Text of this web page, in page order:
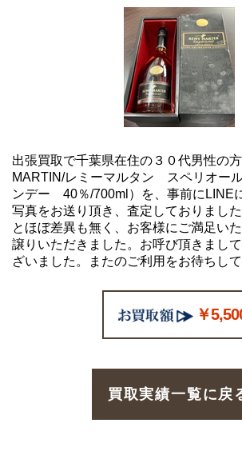
出張買取で千葉県在住の３０代男性の
MARTIN/レミーマルタン スペリオー
ンデー 40％/700ml）を、事前にLINE
写真をお送り頂き、査定しておりまし
とほぼ差異も無く、お客様にご満足い
譲りいただきました。お呼び頂きまし
ざいました。またのご利用をお待ちして
￥
買取実績一覧に戻